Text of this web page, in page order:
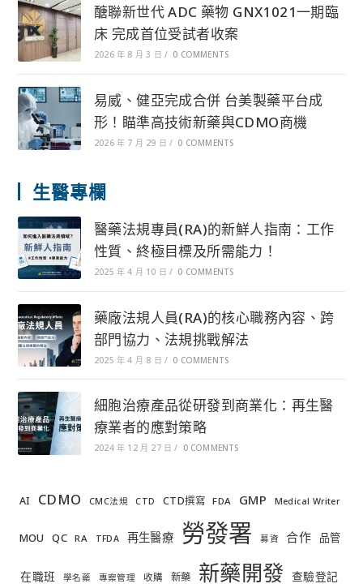
醣聯新世代 ADC 藥物 GNX1021一期臨
床 完成首位受試者收案
2026 年 8 月 3 日 / 0 COMMENTS
易威、健亞完成合併 台美製藥平台成
形！瞄準高技術新藥與CDMO商機
2026 年 7 月 29 日 / 0 COMMENTS
生醫專欄
醫藥法規專員(RA)的新鮮人指南：工作
性質、終極目標及所需能力！
2025 年 4 月 10 日 / 0 COMMENTS
藥廠法規人員(RA)的核心職務內容、跨
部門協力、法規挑戰解法
2025 年 4 月 8 日 / 0 COMMENTS
細胞治療產品從研發到商業化：再生醫
療業者的應對策略
2024 年 12 月 27 日 / 0 COMMENTS
AI CDMO CMC法規 CTD CTD撰寫 FDA GMP Medical Writer
MOU QC RA TFDA 再生醫療 勞發署 募資 合作 品管
在職班 學名藥 專案管理 收購 新藥 新藥開發 查驗登記